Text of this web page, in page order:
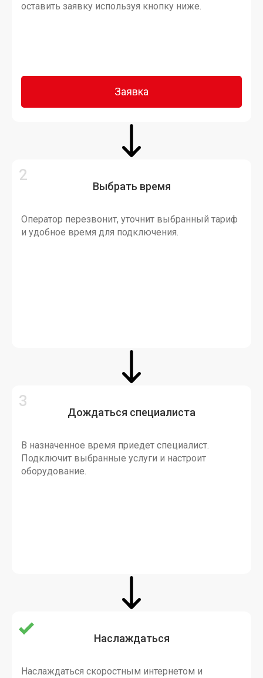
оставить заявку используя кнопку ниже.
Заявка
Выбрать время
Оператор перезвонит, уточнит выбранный тариф
и удобное время для подключения.
Дождаться специалиста
В назначенное время приедет специалист.
Подключит выбранные услуги и настроит
оборудование.
Наслаждаться
Наслаждаться скоростным интернетом и